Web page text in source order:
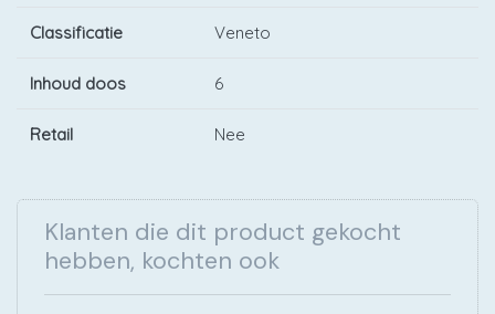
Classificatie Veneto
Inhoud doos 6
Retail Nee
Klanten die dit product gekocht
hebben, kochten ook